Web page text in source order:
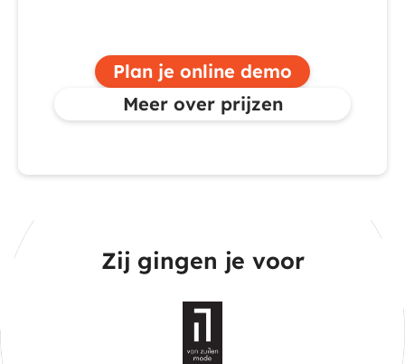
Plan je online demo
Meer over prijzen
Zij gingen je voor